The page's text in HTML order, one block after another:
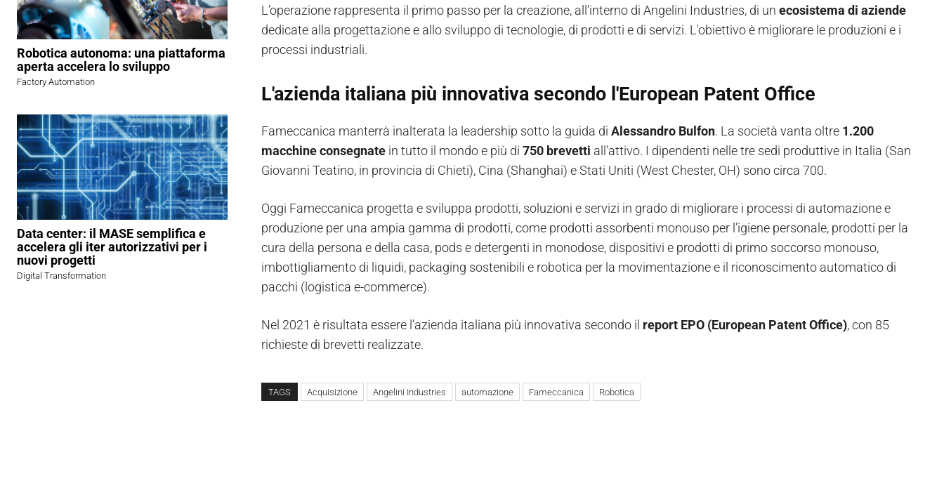
Robotica autonoma: una piattaforma
aperta accelera lo sviluppo
Factory Automation
Data center: il MASE semplifica e
accelera gli iter autorizzativi per i
nuovi progetti
Digital Transformation
L’operazione rappresenta il primo passo per la creazione, all’interno di Angelini Industries, di un ecosistema di aziende
dedicate alla progettazione e allo sviluppo di tecnologie, di prodotti e di servizi. L'obiettivo è migliorare le produzioni e i
processi industriali.
L'azienda italiana più innovativa secondo l'European Patent Office
Fameccanica manterrà inalterata la leadership sotto la guida di Alessandro Bulfon. La società vanta oltre 1.200
macchine consegnate in tutto il mondo e più di 750 brevetti all’attivo. I dipendenti nelle tre sedi produttive in Italia (San
Giovanni Teatino, in provincia di Chieti), Cina (Shanghai) e Stati Uniti (West Chester, OH) sono circa 700.
Oggi Fameccanica progetta e sviluppa prodotti, soluzioni e servizi in grado di migliorare i processi di automazione e
produzione per una ampia gamma di prodotti, come prodotti assorbenti monouso per l’igiene personale, prodotti per la
cura della persona e della casa, pods e detergenti in monodose, dispositivi e prodotti di primo soccorso monouso,
imbottigliamento di liquidi, packaging sostenibili e robotica per la movimentazione e il riconoscimento automatico di
pacchi (logistica e-commerce).
Nel 2021 è risultata essere l’azienda italiana più innovativa secondo il report EPO (European Patent Office), con 85
richieste di brevetti realizzate.
TAGS Acquisizione Angelini Industries automazione Fameccanica Robotica